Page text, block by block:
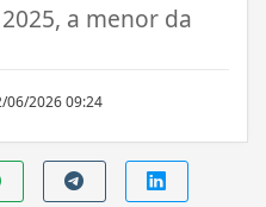
a menor da
06/2026 09:24